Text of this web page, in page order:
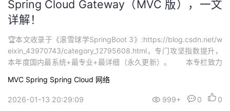
Spring Cloud Gateway（MVC 版），一文
详解！
🏆本文收录于《滚雪球学SpringBoot 3》:https://blog.csdn.net/w
eixin_43970743/category_12795608.html，专门攻坚指数提升，
本年度国内最系统+最专业+最详细（永久更新）。 本专栏致力
网独家首发，打造精品专栏，专栏持续更新中…欢迎大家订阅持续学
习。...
MVC Spring Spring Cloud 网络
2026-01-13 20:29:09 999+ 0 0